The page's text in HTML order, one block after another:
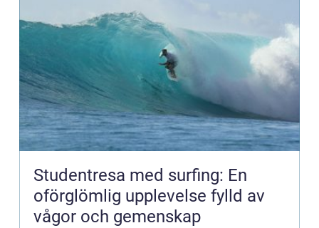
Studentresa med surfing: En
oförglömlig upplevelse fylld av
vågor och gemenskap